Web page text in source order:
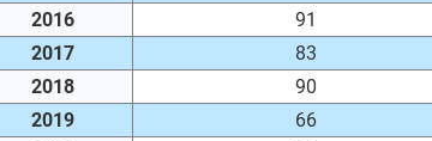
2016 91
2017 83
2018 90
2019 66